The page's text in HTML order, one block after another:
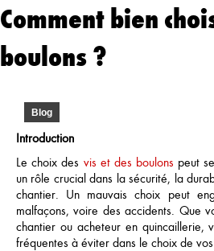
Comment bien
boulons ?
Blog
Introduction
Le choix des vis et des boulons peut
un rôle crucial dans la sécurité, la
chantier. Un mauvais choix peut
malfaçons, voire des accidents. Que
chantier ou acheteur en quincaillerie,
fréquentes à éviter dans le choix de